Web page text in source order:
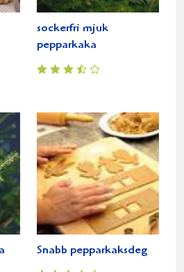
sockerfri mjuk
pepparkaka
Snabb pepparkaksdeg